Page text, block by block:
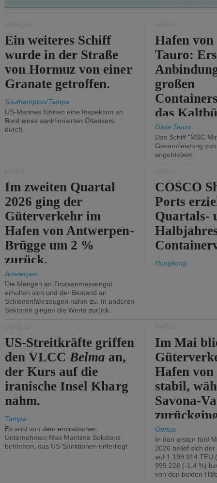
Ein weiteres Schiff
wurde in der Straße
von Hormuz von einer
Granate getroffen.
Southampton/Tampa
US-Marines führten eine Inspektion an
Bord eines sanktionierten Öltankers
durch.
Hafen
Tauro:
großen
das
Gioia Tauro
Das Schiff "MSC
Gesamtleistung
angetrieben.
Im zweiten Quartal
2026 ging der
Güterverkehr im
Hafen von Antwerpen-
Brügge um 2 %
zurück.
Antwerpen
Die Mengen an Trockenmassengut
erholten sich und der Bestand an
Schienenfahrzeugen nahm zu. In anderen
Sektoren gingen die Werte zurück.
COSCO
Ports
Quartals-
Hongkong
US-Streitkräfte griffen
den VLCCBelma an,
der Kurs auf die
iranische Insel Kharg
nahm.
Tampa
Es wird von dem emiratischen
Unternehmen Max Maritime Solutions
betrieben, das US-Sanktionen unterliegt.
Im Mai
Hafen von
stabil,
Savona-
Genua
In den ersten fünf
2026 belief sich
auf 1.199.914 TEU
999.228 (-1,4 %)
von den beiden